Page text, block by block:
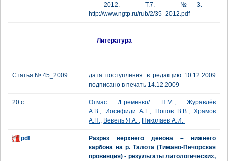
– 2012. - Т.7. - №3. -
http://www.ngtp.ru/rub/2/35_2012.pdf
Литература
Статья № 45_2009
дата поступления в редакцию 10.12.2009
подписано в печать 14.12.2009
20 с. Отмас /Еременко/ Н.М.,Журавлёв
А.В., Иосифиди А.Г., Попов В.В.,Храмов
А.Н., Вевель Я.А. , Николаев А.И.
pdf
Разрез верхнего девона – нижнего
карбона на р. Талота (Тимано-Печорская
провинция) - результаты литологических,